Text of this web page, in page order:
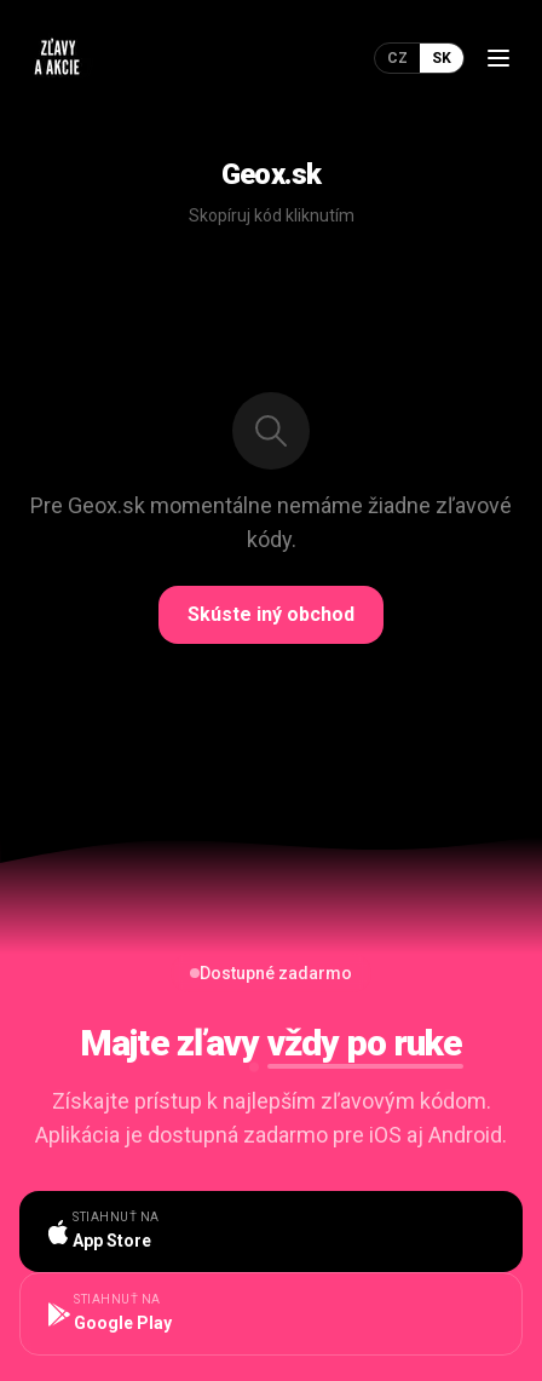
CZ SK
Geox.sk
Skopíruj kód kliknutím
Pre Geox.sk momentálne nemáme žiadne zľavové
kódy.
Skúste iný obchod
Dostupné zadarmo
Majte zľavyvždy po ruke
Získajte prístup k najlepším zľavovým kódom.
Aplikácia je dostupná zadarmo pre iOS aj Android.
STIAHNUŤ NA
App Store
STIAHNUŤ NA
Google Play